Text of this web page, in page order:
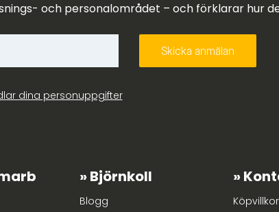
och personalområdet – och förklarar hur
dina personuppgifter
Björnkoll
Blogg